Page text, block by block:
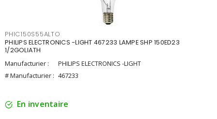
PHIC150S55ALTO
PHILIPS ELECTRONICS -LIGHT 467233 LAMPE SHP 150ED23
1/2GOLIATH
Manufacturier :
PHILIPS ELECTRONICS -LIGHT
# Manufacturier : 467233
En inventaire